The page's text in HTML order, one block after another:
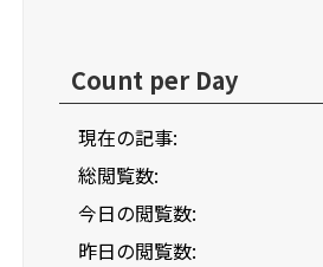
Count per Day
現在の記事:
総閲覧数:
今日の閲覧数:
昨日の閲覧数: